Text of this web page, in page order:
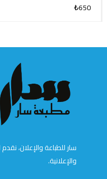
₺650
سار للطباعة والإعلان،
والإعلانية.